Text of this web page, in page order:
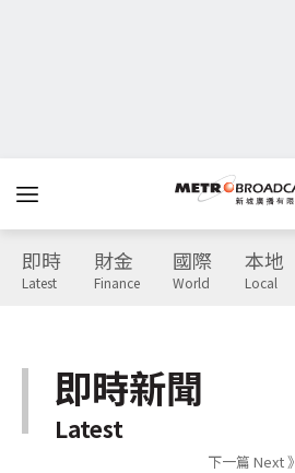
即時
Latest
財金
Finance
國際
World
本地
Local
即時新聞
Latest
下一篇 Next 》